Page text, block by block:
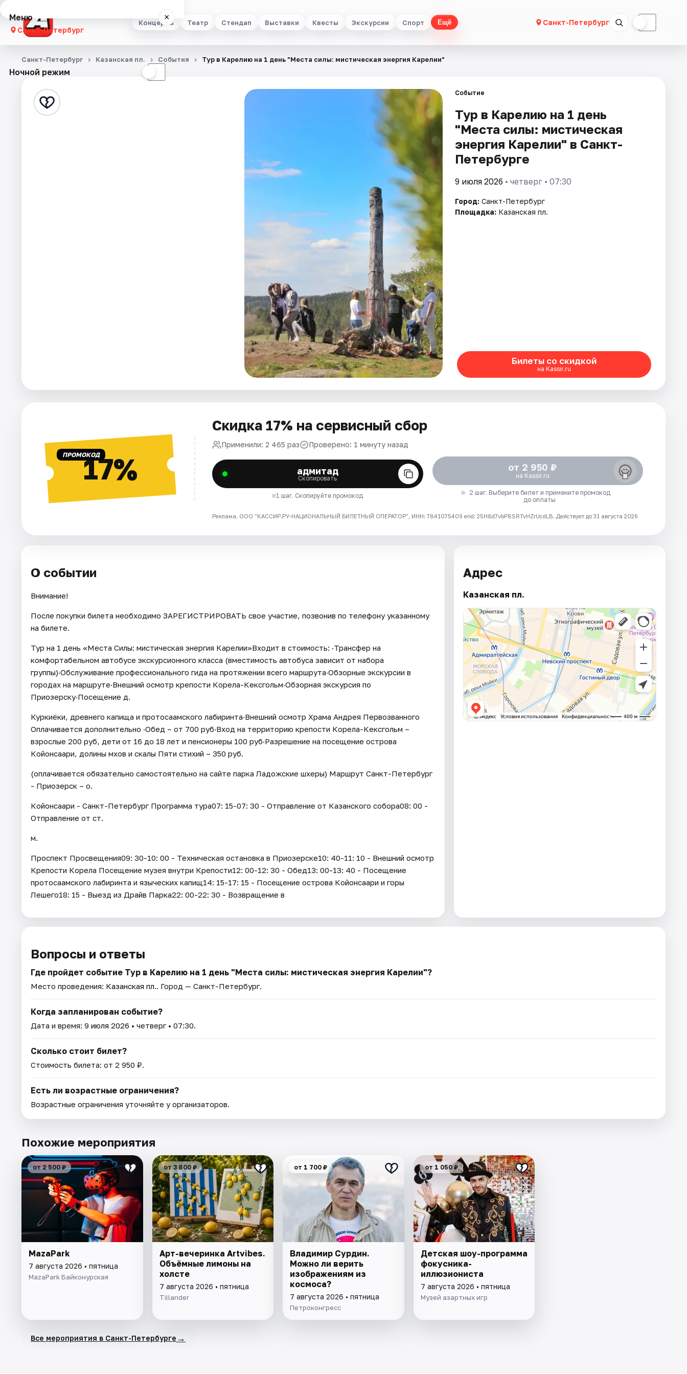
Концерты Театр Стендап Выставки Квесты Экскурсии Спорт Ещё Санкт-Петербург ☾
Меню ×
Санкт-Петербург
Концерты
Стендап
Ночной режим ☾
Санкт-Петербург Казанская пл. События Тур в Карелию на 1 день "Места силы: мистическая энергия Карелии"
Событие
Тур в Карелию на 1 день
"Места силы: мистическая
энергия Карелии" в Санкт-
Петербурге
9 июля 2026 • четверг • 07:30
Город: Санкт-Петербург
Площадка: Казанская пл.
Билеты со скидкой
на Kassir.ru
ПРОМОКОД17%
Скидка 17% на сервисный сбор
Применили: 2 465 раз Проверено: 1 минуту назад
адмитад
Скопировать
1 шаг. Скопируйте промокод
от 2 950 ₽
на Kassir.ru
2 шаг. Выберите билет и примените промокод
до оплаты
Реклама. ООО "КАССИР.РУ-НАЦИОНАЛЬНЫЙ БИЛЕТНЫЙ ОПЕРАТОР", ИНН: 7841075409 erid: 25H8d7vbP8SRTvHZrUcdLB. Действует до 31 августа 2026
О событии
Внимание!
После покупки билета необходимо ЗАРЕГИСТРИРОВАТЬ свое участие, позвонив по телефону указанному
на билете.
Тур на 1 день «Места Силы: мистическая энергия Карелии»Входит в стоимость: ·Трансфер на
комфортабельном автобусе экскурсионного класса (вместимость автобуса зависит от набора
группы)·Обслуживание профессионального гида на протяжении всего маршрута·Обзорные экскурсии в
городах на маршруте·Внешний осмотр крепости Корела-Кексгольм·Обзорная экскурсия по
Приозерску·Посещение д.
Куркиёки, древнего капища и протосаамского лабиринта·Внешний осмотр Храма Андрея Первозванного
Оплачивается дополнительно ·Обед – от 700 руб·Вход на территорию крепости Корела-Кексгольм –
взрослые 200 руб, дети от 16 до 18 лет и пенсионеры 100 руб·Разрешение на посещение острова
Койонсаари, долины мхов и скалы Пяти стихий – 350 руб.
(оплачивается обязательно самостоятельно на сайте парка Ладожские шхеры) Маршрут Санкт-Петербург
- Приозерск – о.
Койонсаари - Санкт-Петербург Программа тура07: 15-07: 30 - Отправление от Казанского собора08: 00 -
Отправление от ст.
м.
Проспект Просвещения09: 30-10: 00 - Техническая остановка в Приозерске10: 40-11: 10 - Внешний осмотр
Крепости Корела Посещение музея внутри Крепости12: 00-12: 30 - Обед13: 00-13: 40 - Посещение
протосаамского лабиринта и языческих капищ14: 15-17: 15 - Посещение острова Койонсаари и горы
Лешего18: 15 - Выезд из Драйв Парка22: 00-22: 30 - Возвращение в
Адрес
Казанская пл.
Вопросы и ответы
Где пройдет событие Тур в Карелию на 1 день "Места силы: мистическая энергия Карелии"?
Место проведения: Казанская пл.. Город — Санкт-Петербург.
Когда запланирован событие?
Дата и время: 9 июля 2026 • четверг • 07:30.
Сколько стоит билет?
Стоимость билета: от 2 950 ₽.
Есть ли возрастные ограничения?
Возрастные ограничения уточняйте у организаторов.
Похожие мероприятия
от 2 500 ₽
MazaPark
7 августа 2026 • пятница
MazaPark Байконурская
от 3 800 ₽
Арт-вечеринка Artvibes.
Объёмные лимоны на
холсте
7 августа 2026 • пятница
Tillander
от 1 700 ₽
Владимир Сурдин.
Можно ли верить
изображениям из
космоса?
7 августа 2026 • пятница
Петроконгресс
от 1 050 ₽
Детская шоу-программа
фокусника-
иллюзиониста
7 августа 2026 • пятница
Музей азартных игр
Все мероприятия в Санкт-Петербурге →